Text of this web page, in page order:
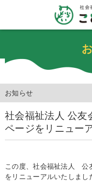
お知らせ
社会福祉法人 公友
ページをリニュー
この度、社会福祉法人 公
をリニューアルいたしま